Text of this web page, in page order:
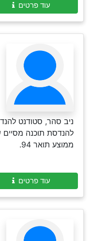
עוד פרטים
ניב סהר, סטודנט
להנדסת תוכנה מסיים
ממוצע תואר 94.
עוד פרטים